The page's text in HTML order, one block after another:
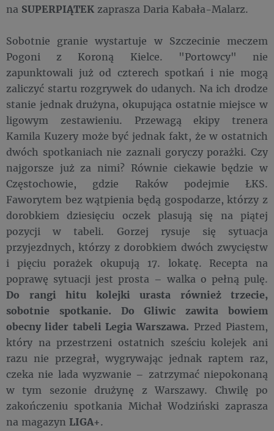
na SUPERPIĄTEK zaprasza Daria Kabała-Malarz.
Sobotnie granie wystartuje w Szczecinie meczem
Pogoni z Koroną Kielce. "Portowcy" nie
zapunktowali już od czterech spotkań i nie mogą
zaliczyć startu rozgrywek do udanych. Na ich drodze
stanie jednak drużyna, okupująca ostatnie miejsce w
ligowym zestawieniu. Przewagą ekipy trenera
Kamila Kuzery może być jednak fakt, że w ostatnich
dwóch spotkaniach nie zaznali goryczy porażki. Czy
najgorsze już za nimi? Równie ciekawie będzie w
Częstochowie, gdzie Raków podejmie ŁKS.
Faworytem bez wątpienia będą gospodarze, którzy z
dorobkiem dziesięciu oczek plasują się na piątej
pozycji w tabeli. Gorzej rysuje się sytuacja
przyjezdnych, którzy z dorobkiem dwóch zwycięstw
i pięciu porażek okupują 17. lokatę. Recepta na
poprawę sytuacji jest prosta – walka o pełną pulę.
Do rangi hitu kolejki urasta również trzecie,
sobotnie spotkanie. Do Gliwic zawita bowiem
obecny lider tabeli Legia Warszawa. Przed Piastem,
który na przestrzeni ostatnich sześciu kolejek ani
razu nie przegrał, wygrywając jednak raptem raz,
czeka nie lada wyzwanie – zatrzymać niepokonaną
w tym sezonie drużynę z Warszawy. Chwilę po
zakończeniu spotkania Michał Wodziński zaprasza
na magazyn LIGA+.